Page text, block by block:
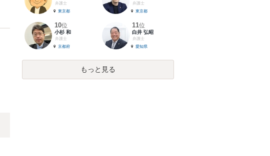
弁護士
東京都
弁護士
東京都
10位
小杉 和
弁護士
京都府
11位
白井 弘昭
弁護士
愛知県
もっと見る